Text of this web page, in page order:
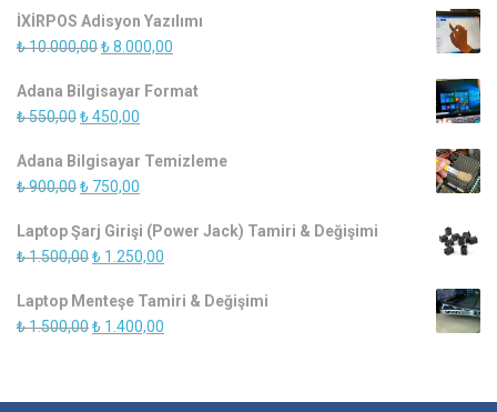
İXİRPOS Adisyon Yazılımı
₺10.000,00Orijinal
₺ 10.000,00.
₺8.000,00
fiyat:
Adana Bilgisayar Format
₺550,00Orijinal
₺ 550,00.
₺450,00
fiyat:
₺ 450,00.
Adana Bilgisayar Temizleme
₺900,00Orijinal
₺ 900,00.
₺ 750,00
fiyat:
₺ 750,00.
Laptop Şarj Girişi (Power Jack) Tamiri & Değişimi
₺1.500,00Orijinal
₺ 1.500,00.
₺ 1.250,00
fiyat:
₺ 1.250,00.
Laptop Menteşe Tamiri & Değişimi
₺1.500,00Orijinal
₺ 1.400,00
₺ 1.400,00.